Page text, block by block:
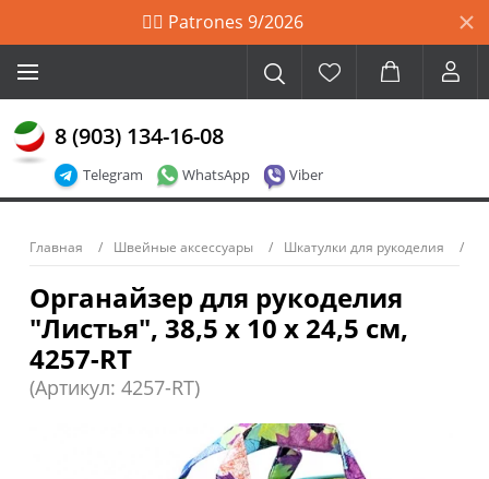
🙋‍♀️ Patrones 9/2026
Telegram WhatsApp Viber
8 (903) 134-16-08
Главная Швейные аксессуары Шкатулки для рукоделия
Органайзер для рукоделия
"Листья", 38,5 x 10 x 24,5 см,
4257-RT
(Артикул: 4257-RT)